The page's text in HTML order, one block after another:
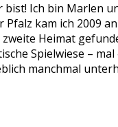
bist! Ich bin Marlen
Pfalz kam ich 2009
Heimat
Spielwiese –
manchmal